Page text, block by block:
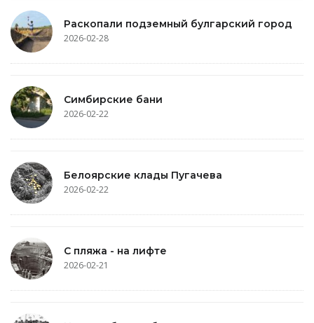
Раскопали подземный булгарский город
2026-02-28
Симбирские бани
2026-02-22
Белоярские клады Пугачева
2026-02-22
С пляжа - на лифте
2026-02-21